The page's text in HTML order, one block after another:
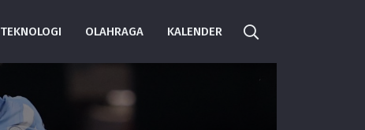
TEKNOLOGI OLAHRAGA KALENDER